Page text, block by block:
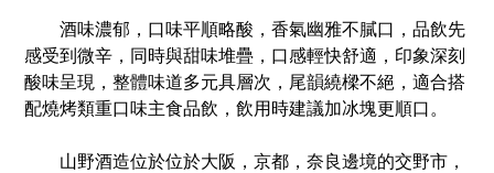
感受到微辛，同時與甜味堆疊，口感輕快舒適，印象深刻
酸味呈現，整體味道多元具層次，尾韻繞樑不絕，適合搭
配燒烤類重口味主食品飲，飲用時建議加冰塊更順口。